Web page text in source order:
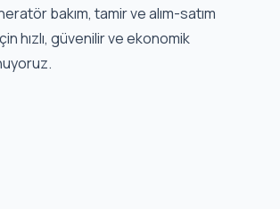
bakım, tamir ve alım-satım
hızlı, güvenilir ve ekonomik